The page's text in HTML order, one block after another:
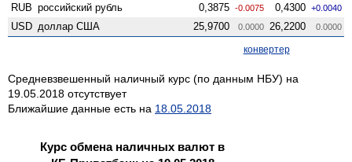
RUB российский рубль 0,3875 -0.0075 0,4300 +0.0040
USD доллар США 25,9700 0.0000 26,2200 0.0000
конвертер
Средневзвешенный наличный курс (по данным НБУ) на
19.05.2018 отсутствует
Ближайшие данные есть на 18.05.2018
Курс обмена наличных валют в